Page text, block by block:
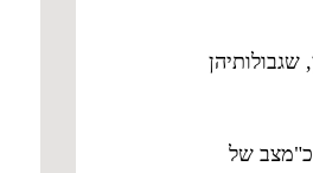
כ"מצב של